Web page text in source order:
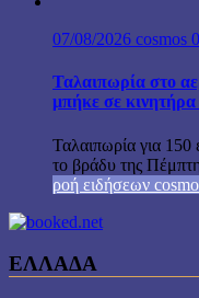
07/08/2026 cosmos 0
Ταλαιπωρία στο
μπήκε σε
Ταλαιπωρία για 150
το βράδυ της
ροή ειδήσεων
ΕΛΛΑΔΑ